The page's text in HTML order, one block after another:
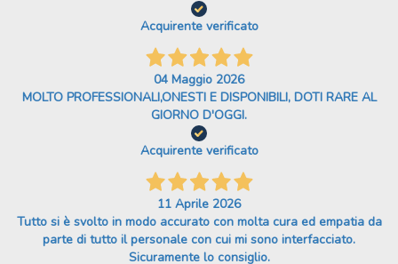
Acquirente verificato
04 Maggio 2026
MOLTO PROFESSIONALI,ONESTI E DISPONIBILI, DOTI RARE AL
GIORNO D'OGGI.
Acquirente verificato
11 Aprile 2026
Tutto si è svolto in modo accurato con molta cura ed empatia da
parte di tutto il personale con cui mi sono interfacciato.
Sicuramente lo consiglio.